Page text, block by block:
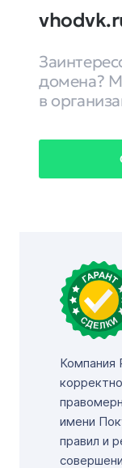
домена?
в
Компания
имени
правил и